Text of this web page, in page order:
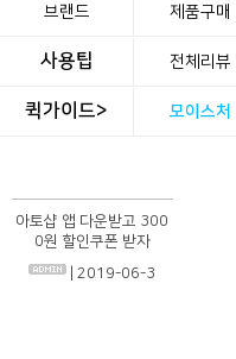
브랜드 제품구매
사용팁 전체리뷰
퀵가이드> 모이스처
아토샵 앱 다운받고 300
0원 할인쿠폰 받자
| 2019-06-3